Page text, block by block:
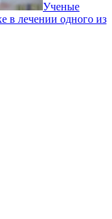
Ученые
в лечении одного из